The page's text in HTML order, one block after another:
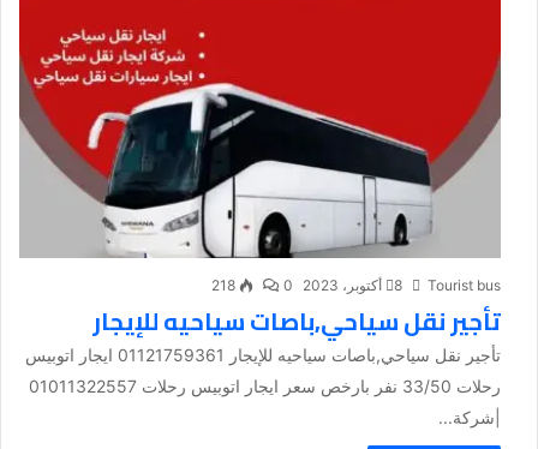
Tourist bus 8 أكتوبر، 2023 0
218
تأجير نقل سياحي,باصات سياحيه للإيجار
تأجير نقل سياحي,باصات سياحيه للإيجار 01121759361 ايجار اتوبيس
رحلات 33/50 نفر بارخص سعر ايجار اتوبيس رحلات 01011322557
|شركة...